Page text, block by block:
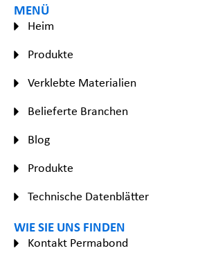
MENÜ
Heim
Produkte
Verklebte Materialien
Belieferte Branchen
Blog
Produkte
Technische Datenblätter
WIE SIE UNS FINDEN
Kontakt Permabond